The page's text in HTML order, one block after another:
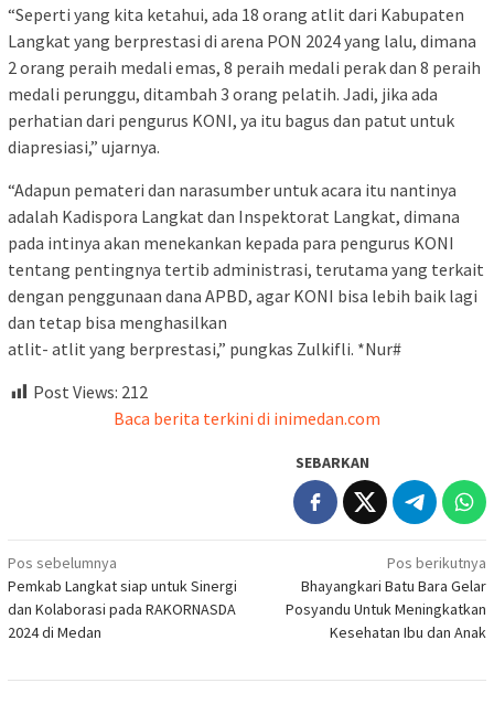
“Seperti yang kita ketahui, ada 18 orang atlit dari Kabupaten
Langkat yang berprestasi di arena PON 2024 yang lalu, dimana
2 orang peraih medali emas, 8 peraih medali perak dan 8 peraih
medali perunggu, ditambah 3 orang pelatih. Jadi, jika ada
perhatian dari pengurus KONI, ya itu bagus dan patut untuk
diapresiasi,” ujarnya.
“Adapun pemateri dan narasumber untuk acara itu nantinya
adalah Kadispora Langkat dan Inspektorat Langkat, dimana
pada intinya akan menekankan kepada para pengurus KONI
tentang pentingnya tertib administrasi, terutama yang terkait
dengan penggunaan dana APBD, agar KONI bisa lebih baik lagi
dan tetap bisa menghasilkan
atlit- atlit yang berprestasi,” pungkas Zulkifli. *Nur#
Post Views: 212
Baca berita terkini di inimedan.com
SEBARKAN
Navigasi
pos
Pos sebelumnya
Pemkab Langkat siap untuk Sinergi
dan Kolaborasi pada RAKORNASDA
2024 di Medan
Pos berikutnya
Bhayangkari Batu Bara Gelar
Posyandu Untuk Meningkatkan
Kesehatan Ibu dan Anak